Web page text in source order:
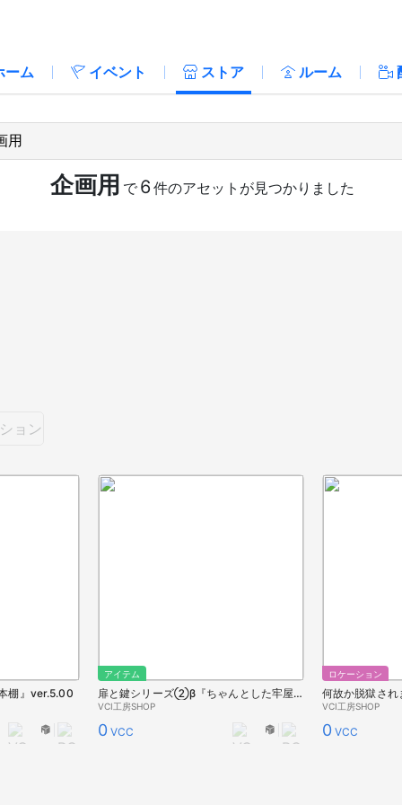
ーム イベント ストア ルーム
企画用 で 6件のアセットが見つかりました
ョン
棚』ver.5.00
アイテム
扉と鍵シリーズ②β『ちゃんとした牢屋』ver.5.00
VCI工房SHOP
0 VCC
ロケーション
何故か脱獄さ
VCI工房SHOP
0 VCC